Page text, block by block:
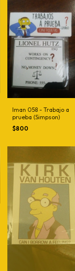
Iman 058 - Trabajo a
prueba (Simpson)
$800